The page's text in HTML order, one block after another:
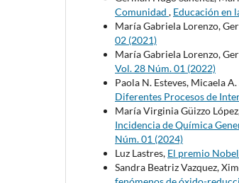
Comunidad , Educación en
María Gabriela Lorenzo,
02 (2021)
María Gabriela Lorenzo,
Vol. 28 Núm. 01 (2022)
Paola N. Esteves, Micaela
Diferentes Procesos de
María Virginia Güizzo
Incidencia de Química
Núm. 01 (2024)
Luz Lastres, El premio
Sandra Beatriz Vazquez,